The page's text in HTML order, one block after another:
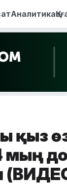
Аналитика
қыз
мың